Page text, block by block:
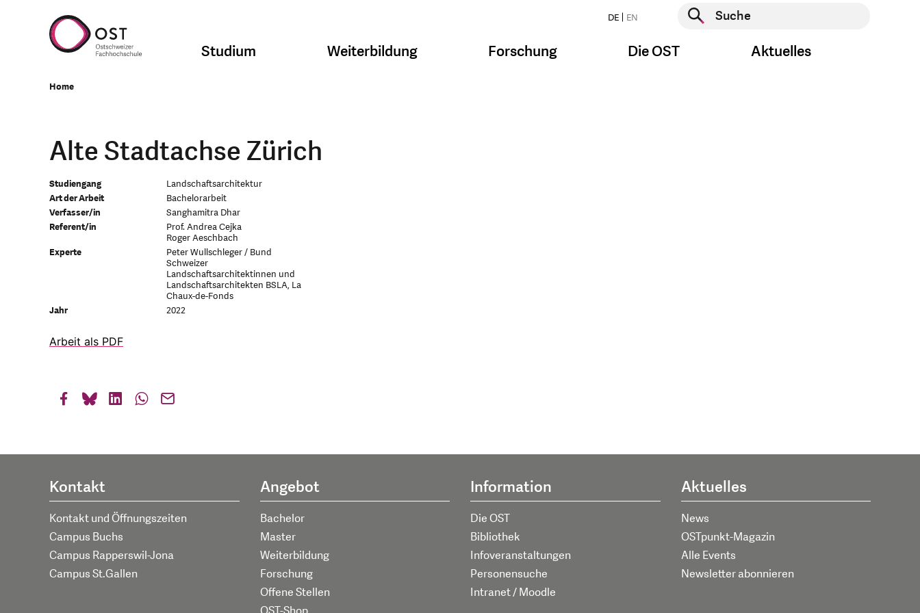
DE EN
Suche starten
Studium Weiterbildung Forschung Die OST Aktuelles
Home
Alte Stadtachse Zürich
Studiengang
Landschaftsarchitektur
Art der Arbeit
Bachelorarbeit
Verfasser/in
Sanghamitra Dhar
Referent/in
Prof. Andrea Cejka
Roger Aeschbach
Experte
Peter Wullschleger / Bund
Schweizer
Landschaftsarchitektinnen und
Landschaftsarchitekten BSLA, La
Chaux-de-Fonds
Jahr
2022
Arbeit als PDF
Kontakt
Kontakt und Öffnungszeiten
Campus Buchs
Campus Rapperswil-Jona
Campus St.Gallen
Angebot
Bachelor
Master
Weiterbildung
Forschung
Offene Stellen
Information
Die OST
Bibliothek
Infoveranstaltungen
Personensuche
Intranet / Moodle
Aktuelles
News
OSTpunkt-Magazin
Alle Events
Newsletter abonnieren